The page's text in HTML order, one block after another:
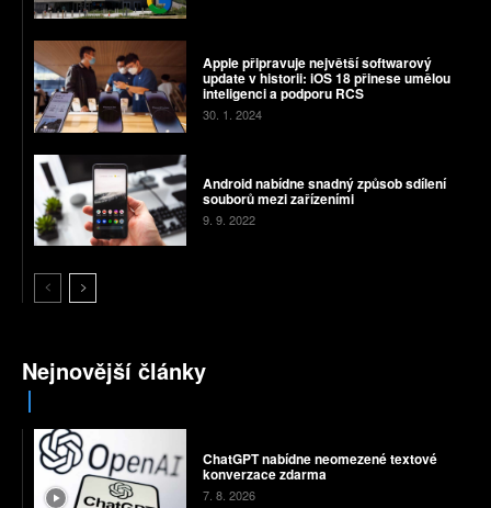
Apple připravuje největší softwarový
update v historii: iOS 18 přinese umělou
inteligenci a podporu RCS
30. 1. 2024
Android nabídne snadný způsob sdílení
souborů mezi zařízeními
9. 9. 2022
Nejnovější články
ChatGPT nabídne neomezené textové
konverzace zdarma
7. 8. 2026